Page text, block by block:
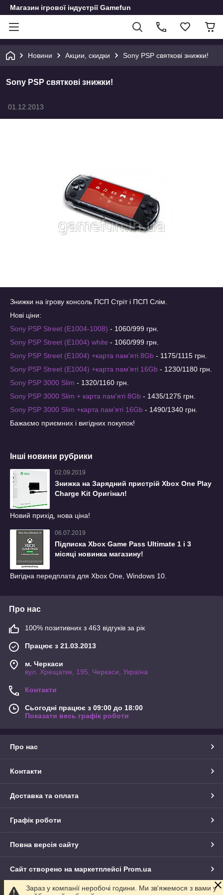
Магазин ігрової індустрії Gamefun
Новини Акции, скидки Sony PSP святкові знижки!
Sony PSP святкові знижки!
01.12.2013
Знижки на ігрову консоль ПСП Стріт і ПСП Слім.
Нові ціни:
Sony PSP Street (E1004-1008) - 1060/999 грн.
Sony PSP Street (E1004) white - 1060/999 грн.
Sony PSP Street (E1004) +карта пам'яті 8Gb - 1175/1115 грн.
Sony PSP Street (E1004) +карта пам'яті 16Gb - 1230/1180 грн.
Sony PSP 3000 Slim - 1320/1160 грн.
Sony PSP 3000 Slim + карта пам'яті 8Gb - 1435/1275 грн.
Sony PSP 3000 Slim +карта пам'яті 16Gb - 1490/1340 грн.
Бажаємо приємних і вигідних покупок!
Інші новини рубрики
02.09.2019
Знижка на Зарядний пристрій Xbox One Play
Charge Kit Оригінал!
Новий прихід, нова ціна!
06.07.2019
Підписка Xbox Game Pass Ultimate 1 і 3
місяці новинка магазину!
Вигідна передплата для Xbox One, Windows 10.
Про нас
100% позитивних з 463 відгуків за рік
Працює з 21.03.2013
м. Черкаси
вул. Хрещатик, 195, Черкаси, Україна
Контакти
Сьогодні працює з 09:00 до 18:00
Показати весь графік роботи
Про нас
Контакти
Доставка та оплата
Графік роботи
Повна версія сайту
Сайт створено на маркетплейсі Prom.ua
Зараз у компанії неробочі години. Ми зв'яжемося з вами у